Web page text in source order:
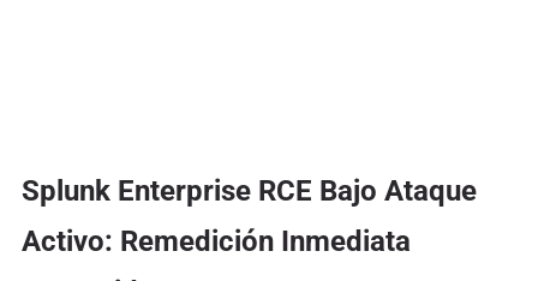
Splunk Enterprise RCE Bajo Ataque
Activo: Remedición Inmediata